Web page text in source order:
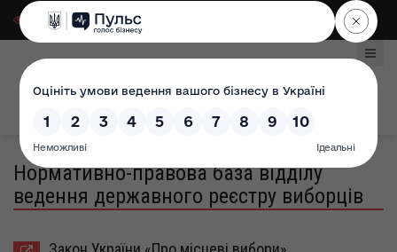
Для слабозорих|
Нормативно-правова база відділу
ведення державного реєстру виборців